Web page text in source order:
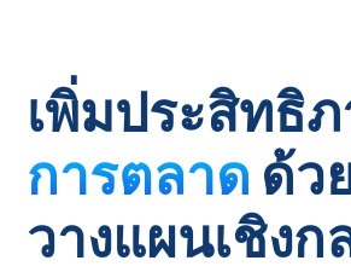
เพิ่มประสิทธิ
การตลาด ด้ว
วางแผนเชิงก